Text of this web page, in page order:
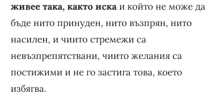
живее така, както иска и който не може да
бъде нито принуден, нито възпрян, нито
насилен, и чиито стремежи са
невъзпрепятствани, чиито желания са
постижими и не го застига това, което
избягва.